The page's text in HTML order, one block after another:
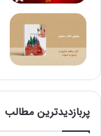
پربازدیدترین مطالب